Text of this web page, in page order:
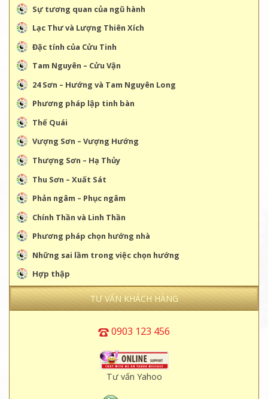
Sự tương quan của ngũ hành
Lạc Thư và Lượng Thiên Xích
Đặc tính của Cửu Tinh
Tam Nguyên – Cửu Vận
24 Sơn – Hướng và Tam Nguyên Long
Phương pháp lập tinh bàn
Thế Quái
Vượng Sơn – Vượng Hướng
Thượng Sơn – Hạ Thủy
Thu Sơn – Xuất Sát
Phản ngâm – Phục ngâm
Chính Thần và Linh Thần
Phương pháp chọn hướng nhà
Những sai lầm trong việc chọn hướng
Hợp thập
TƯ VẤN KHÁCH HÀNG
0903 123 456
Tư vấn Yahoo